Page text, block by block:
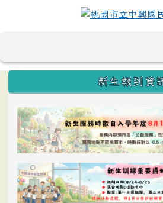
:::
新生報到資